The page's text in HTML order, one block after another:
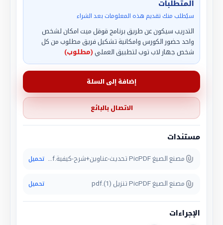
المتطلبات
سيُطلب منك تقديم هذه المعلومات بعد الشراء
التدريب سيكون عن طريق برنامج قوقل ميت امكان لشخص
واحد حضور الكورس وامكانية تشكيل فريق مطلوب من كل
شخص جهاز لاب توب لتطبيق العملي (مطلوب)
إضافة إلى السلة
الاتصال بالبائع
مستندات
مصنع الصيغ PicPDF تحديث-عناوين+شرح-كيفية.pdf تحميل
مصنع الصيغ PicPDF تنزيل (1).pdf تحميل
الإجراءات